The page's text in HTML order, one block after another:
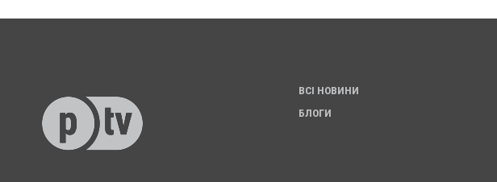
ВСІ НОВИНИ
БЛОГИ